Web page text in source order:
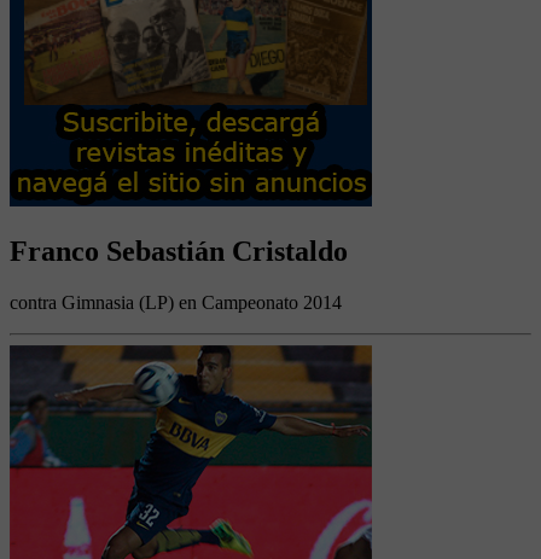
Franco Sebastián Cristaldo
contra Gimnasia (LP) en Campeonato 2014